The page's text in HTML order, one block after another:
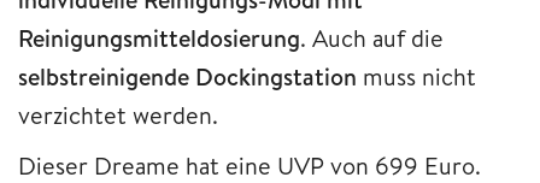
Reinigungsmitteldosierung. Auch auf die
selbstreinigende Dockingstation muss nicht
verzichtet werden.
Dieser Dreame hat eine UVP von 699 Euro.